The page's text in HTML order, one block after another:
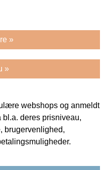
»
»
webshops og anmeldt
bl.a. deres prisniveau,
brugervenlighed,